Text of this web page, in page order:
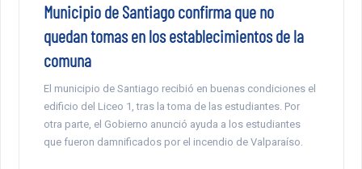
Municipio de Santiago confirma que no
quedan tomas en los establecimientos de la
comuna
El municipio de Santiago recibió en buenas condiciones el
edificio del Liceo 1, tras la toma de las estudiantes. Por
otra parte, el Gobierno anunció ayuda a los estudiantes
que fueron damnificados por el incendio de Valparaíso.